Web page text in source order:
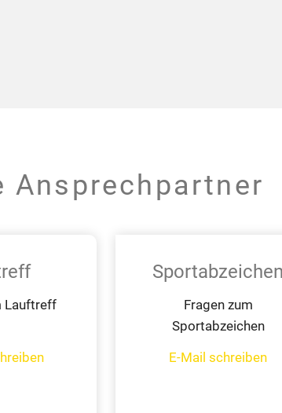
Ansprechpartner
Lauftreff
Fragen zum
Sportabzeichen
E-Mail schreiben